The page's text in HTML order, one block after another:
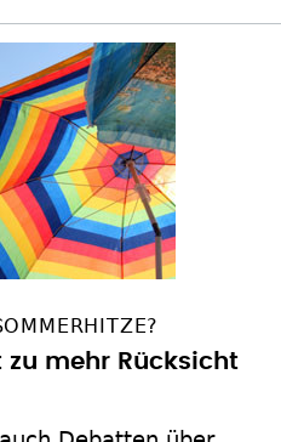
mehr Rücksicht